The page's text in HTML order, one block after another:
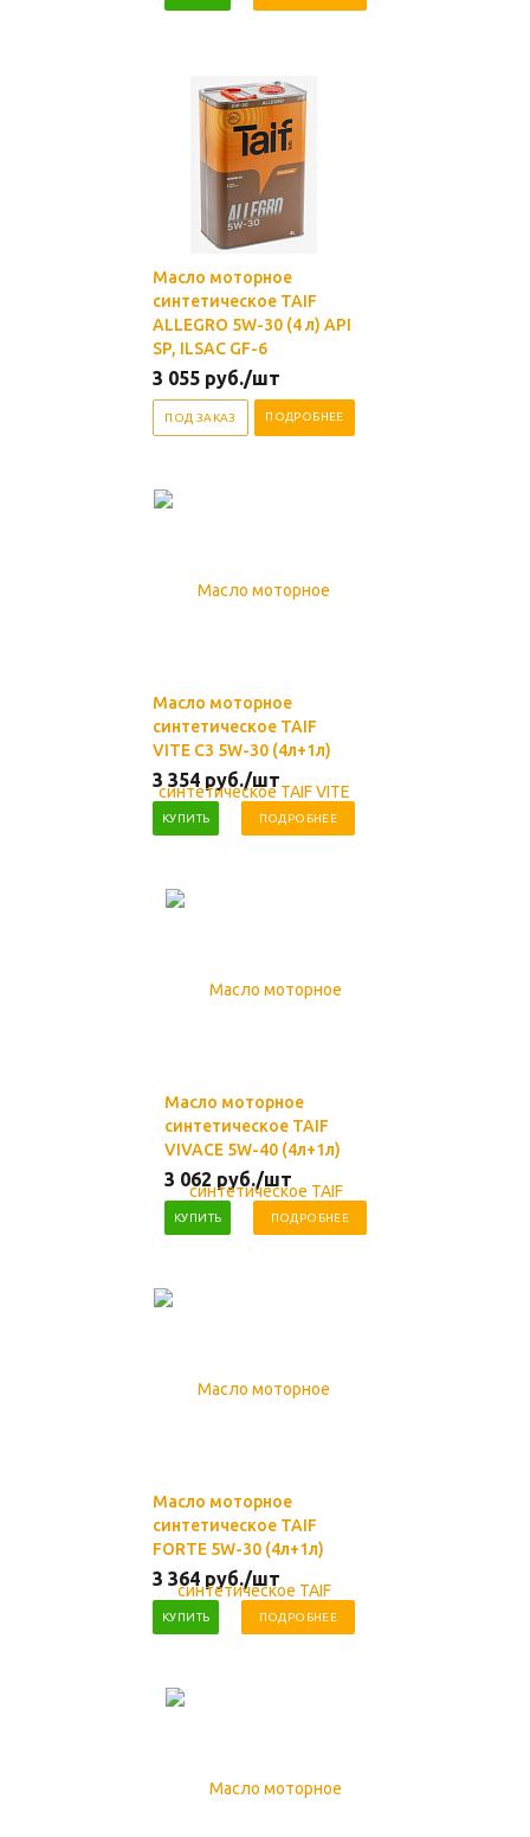
Масло моторное
синтетическое TAIF
ALLEGRO 5W-30 (4 л) API
SP, ILSAC GF-6
3 055 руб./шт
ПОД ЗАКАЗ ПОДРОБНЕЕ
Масло моторное
синтетическое TAIF
VITE C3 5W-30 (4л+1л)
3 354 руб./шт
КУПИТЬ ПОДРОБНЕЕ
Масло моторное
синтетическое TAIF
VIVACE 5W-40 (4л+1л)
3 062 руб./шт
КУПИТЬ ПОДРОБНЕЕ
Масло моторное
синтетическое TAIF
FORTE 5W-30 (4л+1л)
3 364 руб./шт
КУПИТЬ ПОДРОБНЕЕ